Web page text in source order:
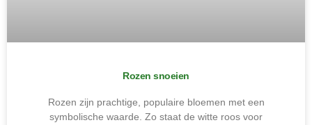
Rozen snoeien
Rozen zijn prachtige, populaire bloemen met een
symbolische waarde. Zo staat de witte roos voor